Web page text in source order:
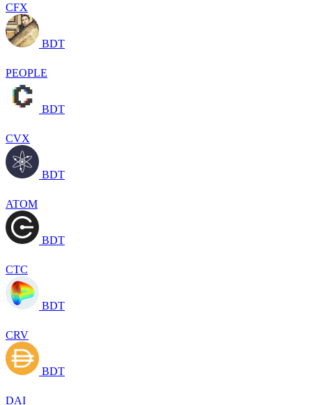
CFX
BDT
PEOPLE
BDT
CVX
BDT
ATOM
BDT
CTC
BDT
CRV
BDT
DAI